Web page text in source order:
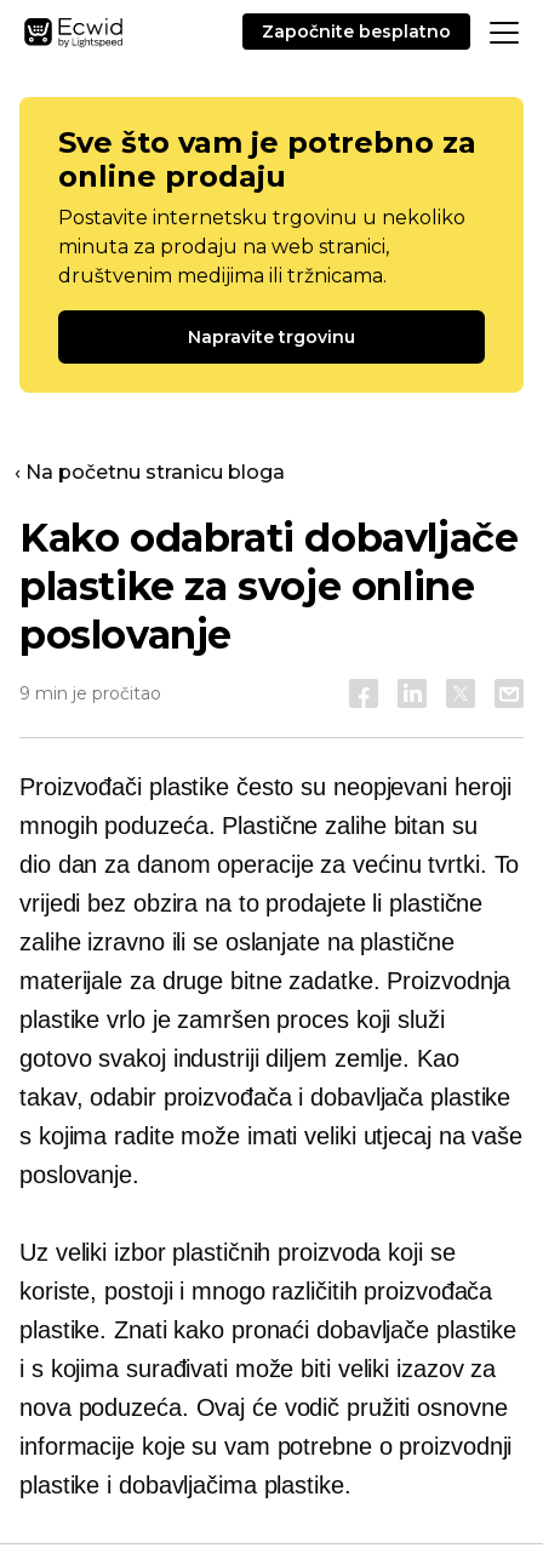
Započnite besplatno
Sve što vam je potrebno za
online prodaju
Postavite internetsku trgovinu u nekoliko
minuta za prodaju na web stranici,
društvenim medijima ili tržnicama.
Napravite trgovinu
‹ Na početnu stranicu bloga
Kako odabrati dobavljače
plastike za svoje online
poslovanje
9 min je pročitao
Proizvođači plastike često su neopjevani heroji
mnogih poduzeća. Plastične zalihe bitan su
dio dan za danom operacije za većinu tvrtki. To
vrijedi bez obzira na to prodajete li plastične
zalihe izravno ili se oslanjate na plastične
materijale za druge bitne zadatke. Proizvodnja
plastike vrlo je zamršen proces koji služi
gotovo svakoj industriji diljem zemlje. Kao
takav, odabir proizvođača i dobavljača plastike
s kojima radite može imati veliki utjecaj na vaše
poslovanje.
Uz veliki izbor plastičnih proizvoda koji se
koriste, postoji i mnogo različitih proizvođača
plastike. Znati kako pronaći dobavljače plastike
i s kojima surađivati ​​može biti veliki izazov za
nova poduzeća. Ovaj će vodič pružiti osnovne
informacije koje su vam potrebne o proizvodnji
plastike i dobavljačima plastike.